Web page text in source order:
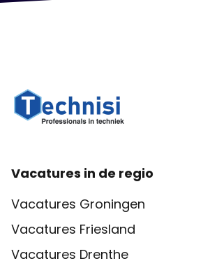
Vacatures in de regio
Vacatures Groningen
Vacatures Friesland
Vacatures Drenthe